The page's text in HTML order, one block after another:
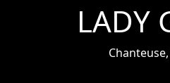
LADY